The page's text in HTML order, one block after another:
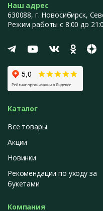
Наш адрес
630088, г. Новосибирск,
Режим работы с 8:00 до
Каталог
Все товары
Акции
Новинки
Рекомендации по уходу за
букетами
Компания